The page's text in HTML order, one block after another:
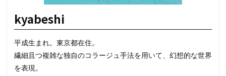
kyabeshi
平成生まれ。東京都在住。
繊細且つ複雑な独自のコラージュ手法を用いて、幻想的な世界
を表現。